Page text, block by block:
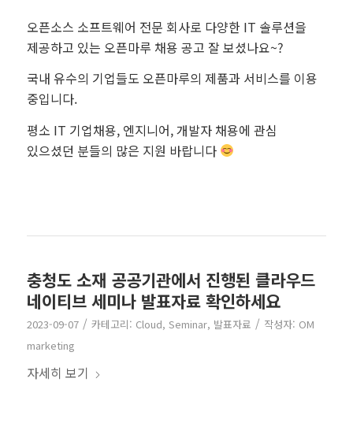
오픈소스 소프트웨어 전문 회사로 다양한 IT 솔루션을
제공하고 있는 오픈마루 채용 공고 잘 보셨나요~?
국내 유수의 기업들도 오픈마루의 제품과 서비스를 이용
중입니다.
평소 IT 기업채용, 엔지니어, 개발자 채용에 관심
있으셨던 분들의 많은 지원 바랍니다
충청도 소재 공공기관에서 진행된 클라우드
네이티브 세미나 발표자료 확인하세요
2023-09-07 / 카테고리: Cloud, Seminar, 발표자료 / 작성자: OM
marketing
자세히 보기